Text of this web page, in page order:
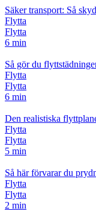
Säker transport: Så
Flytta
Flytta
6 min
Så gör du
Flytta
Flytta
6 min
Den realistiska
Flytta
Flytta
5 min
Så här förvarar du
Flytta
Flytta
2 min